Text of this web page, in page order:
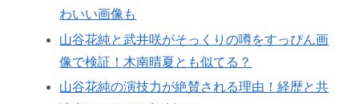
わいい画像も
山谷花純と武井咲がそっくりの噂をすっぴん画
像で検証！木南晴夏とも似てる？
山谷花純の演技力が絶賛される理由！経歴と共